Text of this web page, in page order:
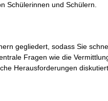
Schülerinnen und Schülern.
gegliedert, sodass Sie
Fragen wie die
Herausforderungen diskutiert.